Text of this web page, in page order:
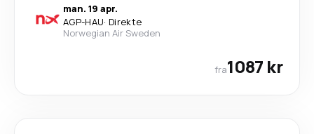
man. 19 apr.
AGP-HAU· Direkte
Norwegian Air Sweden
fra1087 kr